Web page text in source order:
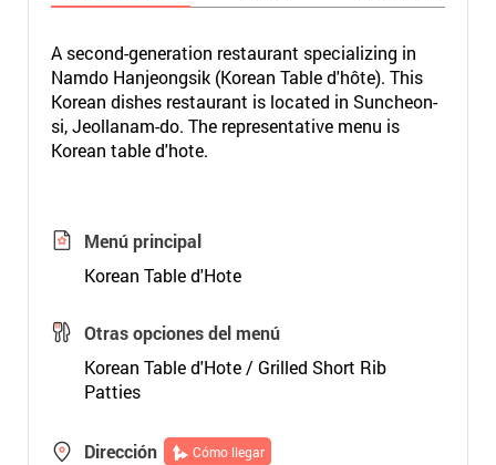
A second-generation restaurant specializing in
Namdo Hanjeongsik (Korean Table d'hôte). This
Korean dishes restaurant is located in Suncheon-
si, Jeollanam-do. The representative menu is
Korean table d'hote.
Menú principal
Korean Table d'Hote
Otras opciones del menú
Korean Table d'Hote / Grilled Short Rib
Patties
Dirección Cómo llegar